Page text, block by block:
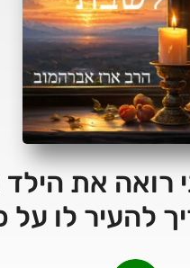
אני רואה את
להעיר לו על